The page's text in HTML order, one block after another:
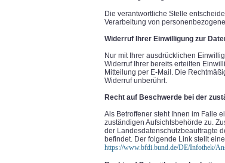
Die verantwortliche Stelle
Verarbeitung von
Widerruf Ihrer Einwilligung zur
Nur mit Ihrer ausdrücklichen
Widerruf Ihrer bereits erteilten
Mitteilung per E-Mail. Die
Widerruf unberührt.
Recht auf Beschwerde bei der
Als Betroffener steht Ihnen im Falle
zuständigen Aufsichtsbehörde zu.
der Landesdatenschutzbeauftragte
befindet. Der folgende Link stellt
https://www.bfdi.bund.de/DE/Infothek/